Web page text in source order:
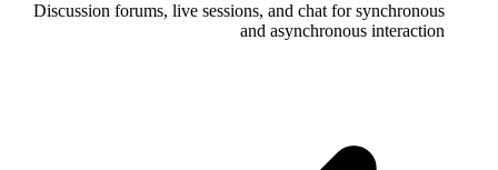
Discussion forums, live sessions, and chat for synchronous
and asynchronous interaction